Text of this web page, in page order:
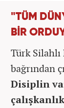
"TÜM
BİR
Türk
bağrından
Disiplin